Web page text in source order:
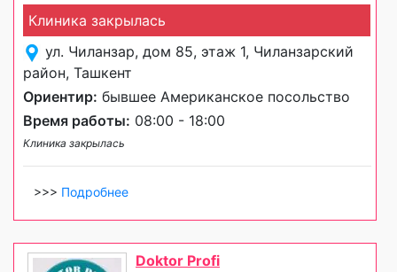
Клиника закрылась
ул. Чиланзар, дом 85, этаж 1, Чиланзарский
район, Ташкент
Ориентир: бывшее Американское посольство
Время работы: 08:00 - 18:00
Клиника закрылась
>>> Подробнее
Doktor Profi